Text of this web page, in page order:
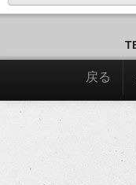
戻る